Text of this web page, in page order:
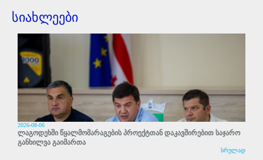
სიახლეები
2026-08-06
ლაგოდეხში წყალმომარაგების პროექტთან დაკავშირებით საჯარო
განხილვა გაიმართა
სრულად